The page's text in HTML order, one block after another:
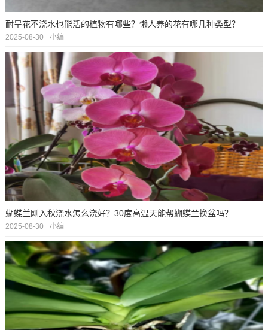
耐旱花不浇水也能活的植物有哪些？懒人养的花有哪几种类型？
2025-08-30 小编
蝴蝶兰刚入秋浇水怎么浇好？30度高温天能帮蝴蝶兰换盆吗？
2025-08-30 小编